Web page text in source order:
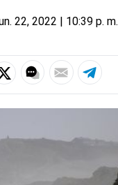
22, 2022 | 10:39 p. m.